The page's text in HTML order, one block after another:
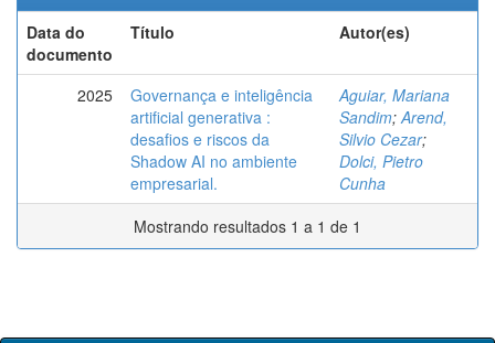
Data do
documento
Título Autor(es)
2025
Governança e inteligência
artificial generativa :
desafios e riscos da
Shadow AI no ambiente
empresarial.
Aguiar, Mariana
Sandim;Arend,
Silvio Cezar;
Dolci, Pietro
Cunha
Mostrando resultados 1 a 1 de 1